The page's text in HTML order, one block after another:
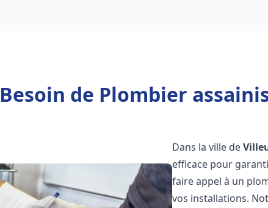
Besoin de Plombier
Dans la ville de
efficace pour
faire appel à un
vos installations.